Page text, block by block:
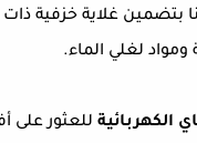
غلاية خزفية ذات
لغلي الماء.
الكهربائية للعثور على